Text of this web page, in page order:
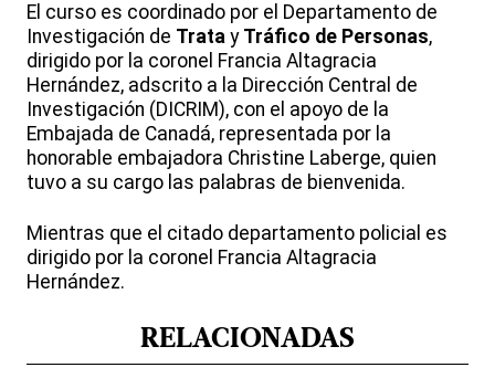
El curso es coordinado por el Departamento de
Investigación de Trata y Tráfico de Personas,
dirigido por la coronel Francia Altagracia
Hernández, adscrito a la Dirección Central de
Investigación (DICRIM), con el apoyo de la
Embajada de Canadá, representada por la
honorable embajadora Christine Laberge, quien
tuvo a su cargo las palabras de bienvenida.
Mientras que el citado departamento policial es
dirigido por la coronel Francia Altagracia
Hernández.
RELACIONADAS